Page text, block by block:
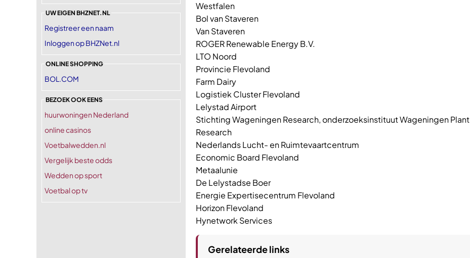
UW EIGEN BHZNET.NL
Registreer een naam
Inloggen op BHZNet.nl
ONLINE SHOPPING
BOL.COM
BEZOEK OOK EENS
huurwoningen Nederland
online casinos
Voetbalwedden.nl
Vergelijk beste odds
Wedden op sport
Voetbal op tv
Westfalen
Bol van Staveren
Van Staveren
ROGER Renewable Energy B.V.
LTO Noord
Provincie Flevoland
Farm Dairy
Logistiek Cluster Flevoland
Lelystad Airport
Stichting Wageningen Research, onderzoeksinstituut Wageningen Plant
Research
Nederlands Lucht- en Ruimtevaartcentrum
Economic Board Flevoland
Metaalunie
De Lelystadse Boer
Energie Expertisecentrum Flevoland
Horizon Flevoland
Hynetwork Services
Gerelateerde links